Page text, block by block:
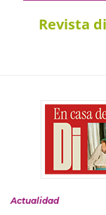
Revista
Actualidad